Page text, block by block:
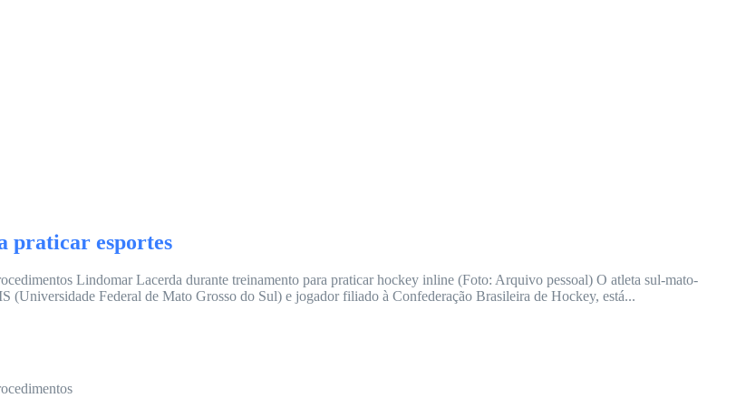
praticar esportes
Lindomar Lacerda durante treinamento para praticar hockey inline (Foto: Arquivo pessoal) O atleta sul-mato-
(Universidade Federal de Mato Grosso do Sul) e jogador filiado à Confederação Brasileira de Hockey, está...